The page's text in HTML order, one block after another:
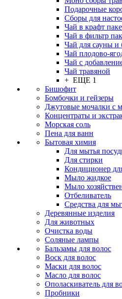
Подарочные
Сборы для
Чай в крафт
Чай в фильтр
Чай для сауны и
Чай плодово-
Чай с
Чай травяной
+ ЕЩЕ 1
Бишофит
Бомбочки и гейзеры
Джутовые мочалки с
Концентраты и
Морская соль
Пена для ванн
Бытовая химия
Для мытья
Для стирки
Кондиционер
Мыло жидкое
Мыло
Отбеливатель
Средства для
Деревянные изделия
Для животных
Очистка воды
Соляные лампы
Бальзамы для волос
Воск для волос
Маски для волос
Масло для волос
Ополаскиватель для
Пробники